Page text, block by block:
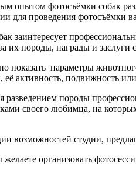
опытом фотосъёмки собак
для проведения фотосъёмки
заинтересует
их породы, награды и
показать параметры
активность, подвижность
разведением породы
своего любимца, на
возможностей студии,
организовать